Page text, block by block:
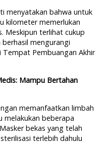
menyatakan bahwa untuk
kilometer memerlukan
Meskipun terlihat cukup
mengurangi
Pembuangan Akhir
Mampu Bertahan
memanfaatkan limbah
melakukan beberapa
bekas yang telah
terlebih dahulu